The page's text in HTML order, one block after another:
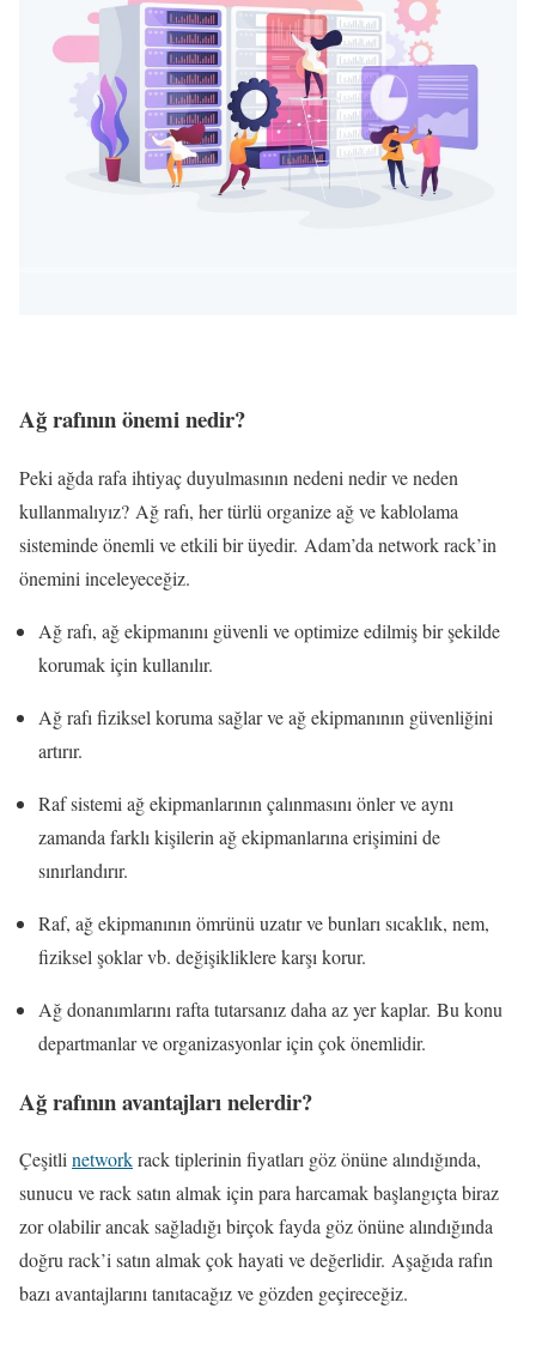
Ağ rafının önemi nedir?
Peki ağda rafa ihtiyaç duyulmasının nedeni nedir ve neden
kullanmalıyız? Ağ rafı, her türlü organize ağ ve kablolama
sisteminde önemli ve etkili bir üyedir. Adam’da network rack’in
önemini inceleyeceğiz.
Ağ rafı, ağ ekipmanını güvenli ve optimize edilmiş bir şekilde
korumak için kullanılır.
Ağ rafı fiziksel koruma sağlar ve ağ ekipmanının güvenliğini
artırır.
Raf sistemi ağ ekipmanlarının çalınmasını önler ve aynı
zamanda farklı kişilerin ağ ekipmanlarına erişimini de
sınırlandırır.
Raf, ağ ekipmanının ömrünü uzatır ve bunları sıcaklık, nem,
fiziksel şoklar vb. değişikliklere karşı korur.
Ağ donanımlarını rafta tutarsanız daha az yer kaplar. Bu konu
departmanlar ve organizasyonlar için çok önemlidir.
Ağ rafının avantajları nelerdir?
Çeşitlinetworkrack tiplerinin fiyatları göz önüne alındığında,
sunucu ve rack satın almak için para harcamak başlangıçta biraz
zor olabilir ancak sağladığı birçok fayda göz önüne alındığında
doğru rack’i satın almak çok hayati ve değerlidir. Aşağıda rafın
bazı avantajlarını tanıtacağız ve gözden geçireceğiz.